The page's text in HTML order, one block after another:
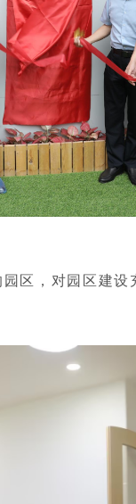
区，对园区建